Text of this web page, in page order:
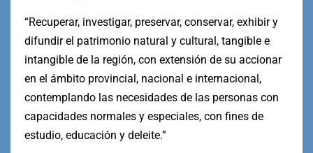
“Recuperar, investigar, preservar, conservar, exhibir y
difundir el patrimonio natural y cultural, tangible e
intangible de la región, con extensión de su accionar
en el ámbito provincial, nacional e internacional,
contemplando las necesidades de las personas con
capacidades normales y especiales, con fines de
estudio, educación y deleite.”